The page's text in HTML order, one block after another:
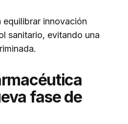
equilibrar innovación
sanitario, evitando una
fase de